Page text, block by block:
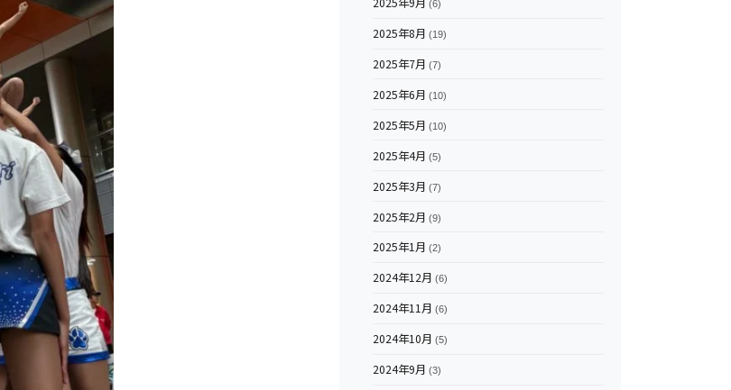
(6)
2025年8月 (19)
2025年7月 (7)
2025年6月 (10)
2025年5月 (10)
2025年4月 (5)
2025年3月 (7)
2025年2月 (9)
2025年1月 (2)
2024年12月 (6)
2024年11月 (6)
2024年10月 (5)
2024年9月 (3)